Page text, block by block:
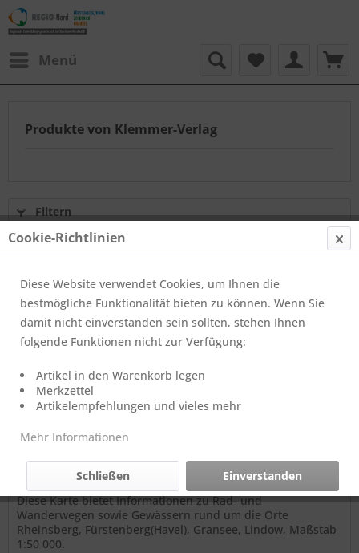
Menü
Produkte von Klemmer-Verlag
Filtern
Rad-, Wander-, Paddelkarte - Rheinsberg-Stechlin
Diese Karte bietet Informationen zu Rad- und
Wanderwegen sowie Gewässern rund um die Orte
Rheinsberg, Fürstenberg(Havel), Gransee, Lindow, Maßstab
1:50 000.
Cookie-Richtlinien
Diese Website verwendet Cookies, um Ihnen die
bestmögliche Funktionalität bieten zu können. Wenn Sie
damit nicht einverstanden sein sollten, stehen Ihnen
folgende Funktionen nicht zur Verfügung:
Artikel in den Warenkorb legen
Merkzettel
Artikelempfehlungen und vieles mehr
Mehr Informationen
Einverstanden
Schließen